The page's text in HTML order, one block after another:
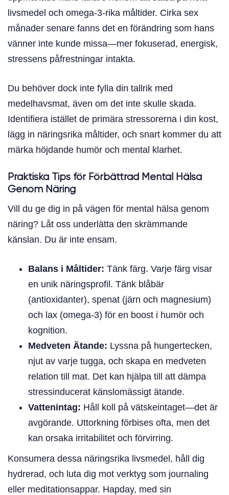
livsmedel och omega-3-rika måltider. Cirka sex
månader senare fanns det en förändring som hans
vänner inte kunde missa—mer fokuserad, energisk,
stressens påfrestningar intakta.
Du behöver dock inte fylla din tallrik med
medelhavsmat, även om det inte skulle skada.
Identifiera istället de primära stressorerna i din kost,
lägg in näringsrika måltider, och snart kommer du att
märka höjdande humör och mental klarhet.
Praktiska Tips för Förbättrad Mental Hälsa
Genom Näring
Vill du ge dig in på vägen för mental hälsa genom
näring? Låt oss underlätta den skrämmande
känslan. Du är inte ensam.
Balans i Måltider: Tänk färg. Varje färg visar
en unik näringsprofil. Tänk blåbär
(antioxidanter), spenat (järn och magnesium)
och lax (omega-3) för en boost i humör och
kognition.
Medveten Ätande: Lyssna på hungertecken,
njut av varje tugga, och skapa en medveten
relation till mat. Det kan hjälpa till att dämpa
stressinducerat känslomässigt ätande.
Vattenintag: Håll koll på vätskeintaget—det är
avgörande. Uttorkning förbises ofta, men det
kan orsaka irritabilitet och förvirring.
Konsumera dessa näringsrika livsmedel, håll dig
hydrerad, och luta dig mot verktyg som journaling
eller meditationsappar. Hapday, med sin